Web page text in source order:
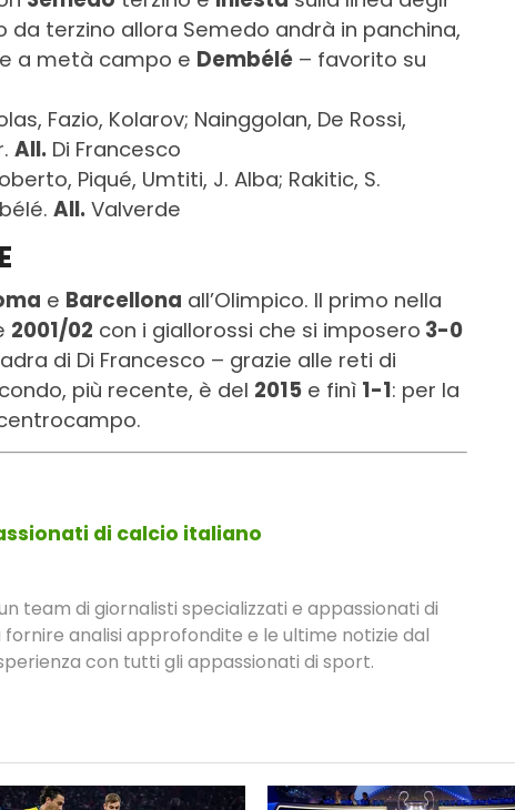
terzino allora Semedo andrà in panchina,
a metà campo e Dembélé – favorito su
Fazio, Kolarov; Nainggolan, De Rossi,
All. Di Francesco
Piqué, Umtiti, J. Alba; Rakitic, S.
All. Valverde
e Barcellona all’Olimpico. Il primo nella
2001/02 con i giallorossi che si imposero 3-0
di Di Francesco – grazie alle reti di
più recente, è del 2015 e finì 1-1: per la
di calcio italiano
team di giornalisti specializzati e appassionati di
analisi approfondite e le ultime notizie dal
con tutti gli appassionati di sport.